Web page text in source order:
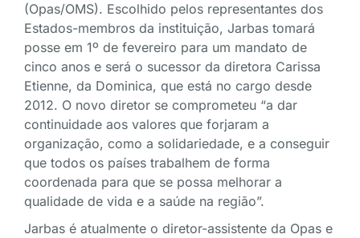
(Opas/OMS). Escolhido pelos representantes dos
Estados-membros da instituição, Jarbas tomará
posse em 1º de fevereiro para um mandato de
cinco anos e será o sucessor da diretora Carissa
Etienne, da Dominica, que está no cargo desde
2012. O novo diretor se comprometeu “a dar
continuidade aos valores que forjaram a
organização, como a solidariedade, e a conseguir
que todos os países trabalhem de forma
coordenada para que se possa melhorar a
qualidade de vida e a saúde na região”.
Jarbas é atualmente o diretor-assistente da Opas e